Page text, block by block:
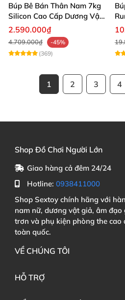
Búp Bê Bán Thân Nam 7kg
Silicon Cao Cấp Dương Vật
Giả Chân Thật Thiết Kế Cơ
Bắp Quyến Rũ
2.590.000₫
4.709.000₫
-45%
(369)
1 2 3 4
Shop Đồ Chơi Người Lớn
Giao hàng cả đêm 24/24
Hotline: 0938411000
Shop Sextoy chính hãng với
nam nữ, dương vật giả, âm
trơn và phụ kiện phòng the cao
toàn quốc.
VỀ CHÚNG TÔI
HỖ TRỢ